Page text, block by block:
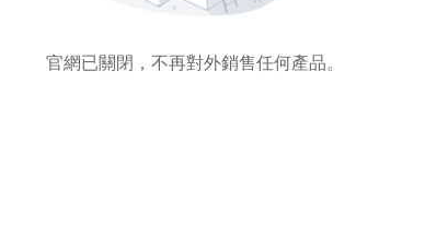
官網已關閉，不再對外銷售任何產品。